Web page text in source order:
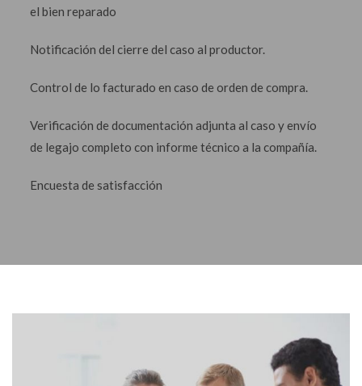
el bien reparado
Notificación del cierre del caso al productor.
Control de lo facturado en caso de orden de compra.
Verificación de documentación adjunta al caso y envío
de legajo completo con informe técnico a la compañía.
Encuesta de satisfacción